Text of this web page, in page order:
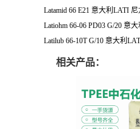
Latamid 66 E21 意大利LATI
Latiohm 66-06 PD03 G/20 意
Latilub 66-10T G/10 意大利
相关产品：